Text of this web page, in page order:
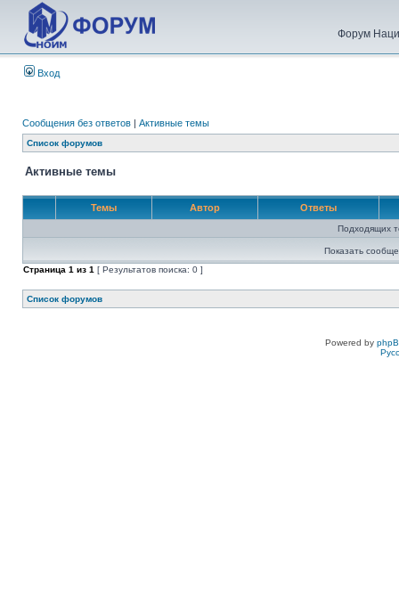
Форум
Вход
Сообщения без ответов | Активные темы
Список форумов
Активные темы
Темы Автор Ответы
Подходящих
Показать
Страница 1 из 1 [ Результатов поиска: 0 ]
Список форумов
Powered by